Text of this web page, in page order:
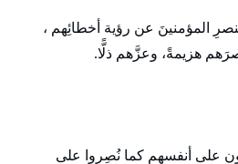
المؤمنينَ عن رؤية أخطائِهم ،
هزيمةً، وعزَّهم ذلًّا.
على أنفسهم كما نُصِروا على